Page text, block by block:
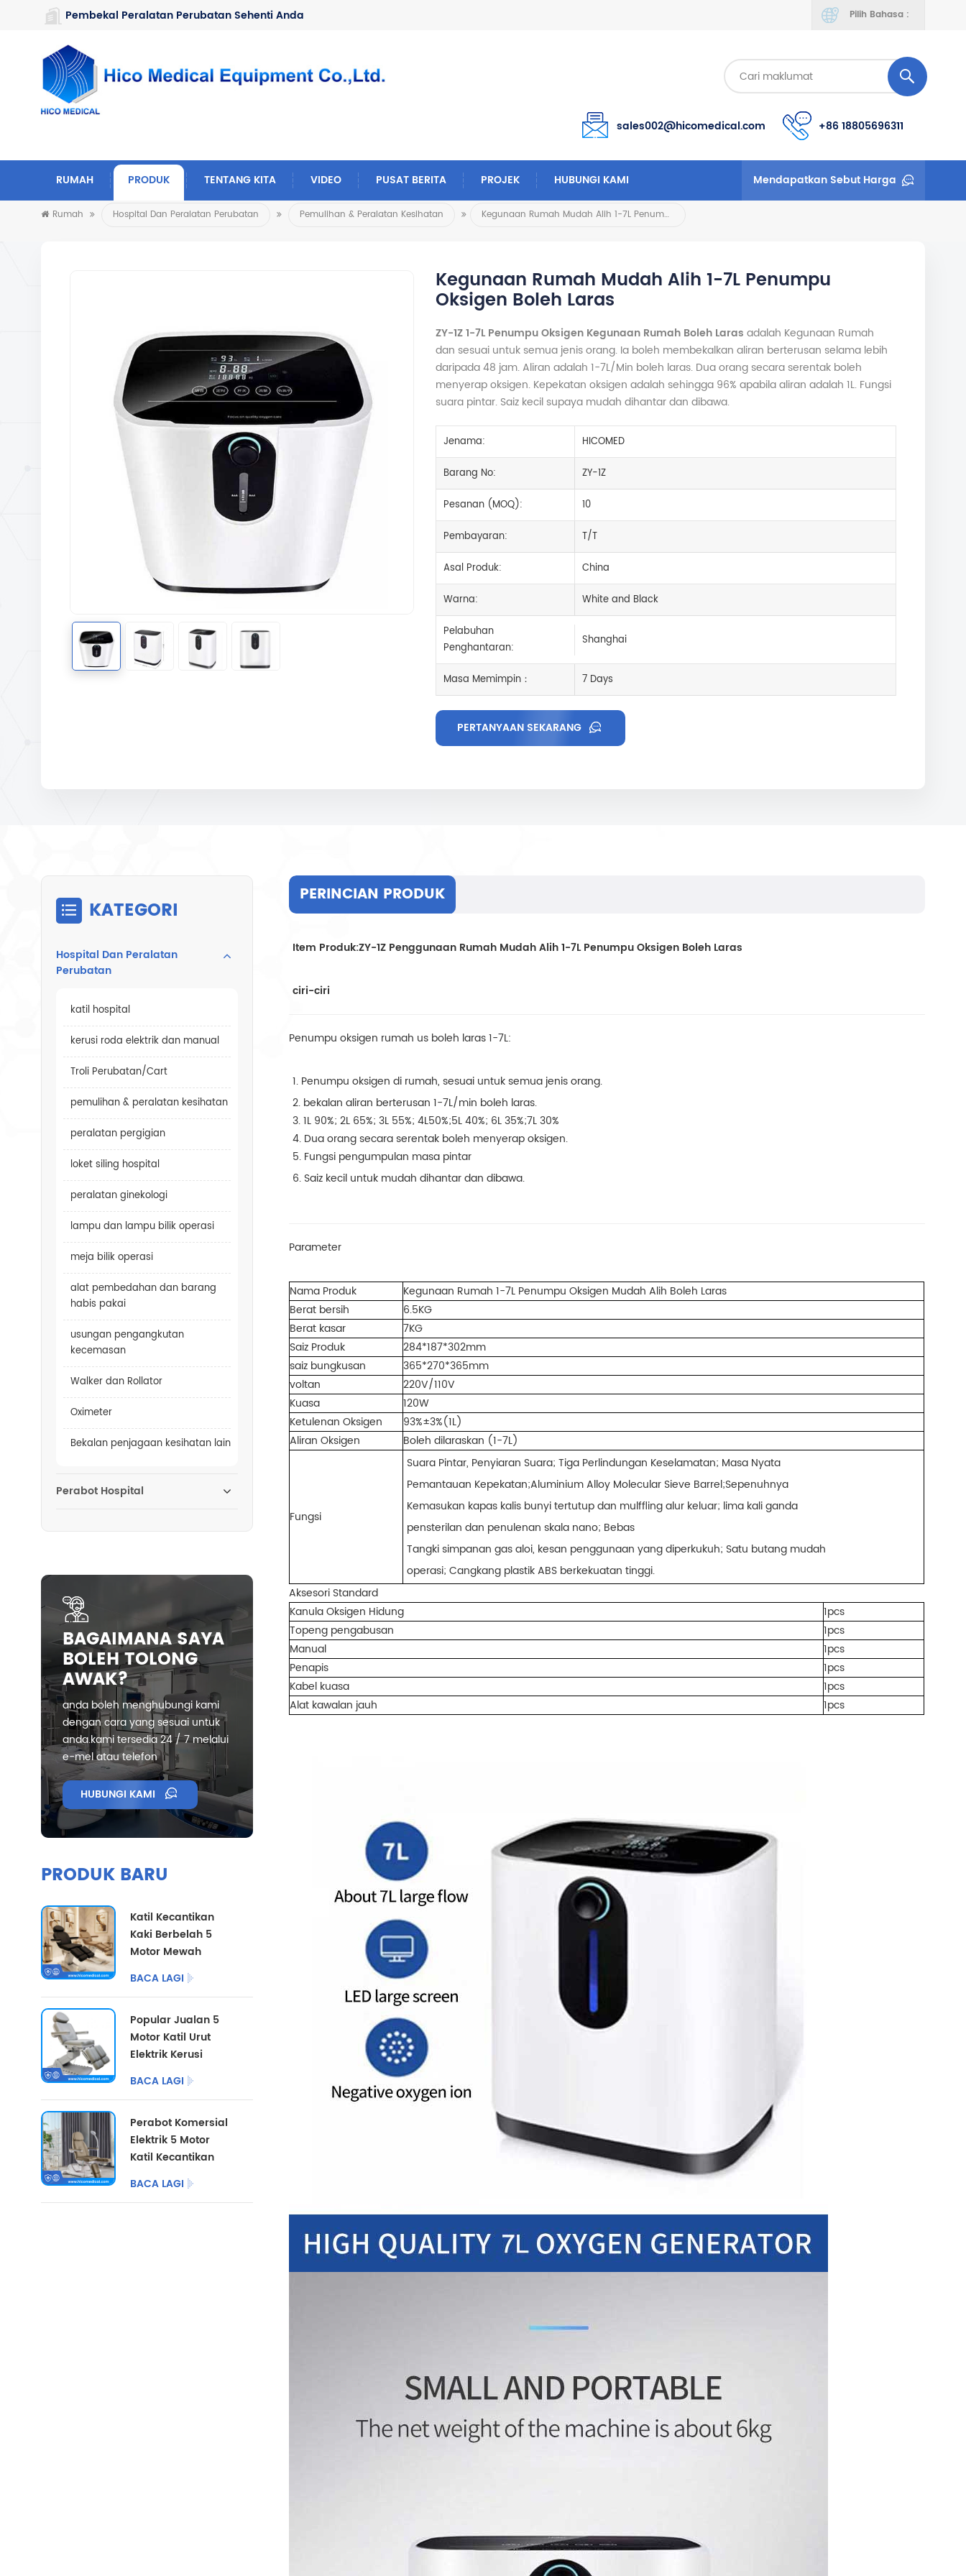
https://www.microsoft.com/en-us/microsoft-teams/log-in
Pembekal Peralatan Perubatan Sehenti Anda Pilih Bahasa :
sales002@hicomedical.com +86 18805696311
RUMAH PRODUK TENTANG KITA VIDEO PUSAT BERITA PROJEK HUBUNGI KAMI Mendapatkan Sebut Harga
Rumah Hospital Dan Peralatan Perubatan Pemulihan & Peralatan Kesihatan Kegunaan Rumah Mudah Alih 1-7L Penumpu Oksigen Boleh Laras
Kegunaan Rumah Mudah Alih 1-7L Penumpu
Oksigen Boleh Laras
ZY-1Z 1-7L Penumpu Oksigen Kegunaan Rumah Boleh Laras adalah Kegunaan Rumah
dan sesuai untuk semua jenis orang. Ia boleh membekalkan aliran berterusan selama lebih
daripada 48 jam. Aliran adalah 1-7L/Min boleh laras. Dua orang secara serentak boleh
menyerap oksigen. Kepekatan oksigen adalah sehingga 96% apabila aliran adalah 1L. Fungsi
suara pintar. Saiz kecil supaya mudah dihantar dan dibawa.
Jenama: HICOMED
Barang No: ZY-1Z
Pesanan (MOQ): 10
Pembayaran: T/T
Asal Produk: China
Warna: White and Black
Pelabuhan
Penghantaran:
Shanghai
Masa Memimpin： 7 Days
PERTANYAAN SEKARANG
PERINCIAN PRODUK
Item Produk:ZY-1Z Penggunaan Rumah Mudah Alih 1-7L Penumpu Oksigen Boleh Laras
ciri-ciri
Penumpu oksigen rumah us boleh laras 1-7L:
1. Penumpu oksigen di rumah, sesuai untuk semua jenis orang.
2. bekalan aliran berterusan 1-7L/min boleh laras.
3. 1L 90%; 2L 65%; 3L 55%; 4L50%;5L 40%; 6L 35%;7L 30%
4. Dua orang secara serentak boleh menyerap oksigen.
5. Fungsi pengumpulan masa pintar
6. Saiz kecil untuk mudah dihantar dan dibawa.
Parameter
Nama Produk
Kegunaan Rumah 1-7L Penumpu Oksigen Mudah Alih Boleh Laras
Berat bersih
6.5KG
Berat kasar
7KG
Saiz Produk
284*187*302mm
saiz bungkusan
365*270*365mm
voltan
220V/110V
Kuasa
120W
Ketulenan Oksigen
93%±3%(1L)
Aliran Oksigen
Boleh dilaraskan (1-7L)
Fungsi
Suara Pintar, Penyiaran Suara; Tiga Perlindungan Keselamatan; Masa Nyata
Pemantauan Kepekatan;Aluminium Alloy Molecular Sieve Barrel;Sepenuhnya
Kemasukan kapas kalis bunyi tertutup dan mulffling alur keluar; lima kali ganda
pensterilan dan penulenan skala nano; Bebas
Tangki simpanan gas aloi, kesan penggunaan yang diperkukuh; Satu butang mudah
operasi; Cangkang plastik ABS berkekuatan tinggi.
Aksesori Standard
Kanula Oksigen Hidung
1pcs
Topeng pengabusan
1pcs
Manual
1pcs
Penapis
1pcs
Kabel kuasa
1pcs
Alat kawalan jauh
1pcs
KATEGORI
Hospital Dan Peralatan
Perubatan
katil hospital
kerusi roda elektrik dan manual
Troli Perubatan/Cart
pemulihan & peralatan kesihatan
peralatan pergigian
loket siling hospital
peralatan ginekologi
lampu dan lampu bilik operasi
meja bilik operasi
alat pembedahan dan barang
habis pakai
usungan pengangkutan
kecemasan
Walker dan Rollator
Oximeter
Bekalan penjagaan kesihatan lain
Perabot Hospital
BAGAIMANA SAYA
BOLEH TOLONG
AWAK?
anda boleh menghubungi kami
dengan cara yang sesuai untuk
anda.kami tersedia 24 / 7 melalui
e-mel atau telefon
HUBUNGI KAMI
PRODUK BARU
Katil Kecantikan
Kaki Berbelah 5
Motor Mewah
dengan Pilihan
Warna Tersuai
BACA LAGI
Popular Jualan 5
Motor Katil Urut
Elektrik Kerusi
Pedikur Kosmetik
Perabot Salon Katil
untuk Pusat
Podiatri
BACA LAGI
Perabot Komersial
Elektrik 5 Motor
Katil Kecantikan
dengan Kaki
Berbelah
BACA LAGI